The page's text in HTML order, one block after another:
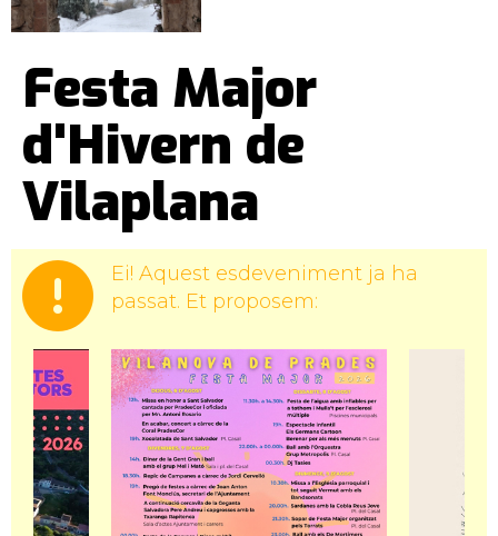
Festa Major
d'Hivern de
Vilaplana
Ei! Aquest esdeveniment ja ha
passat. Et proposem: